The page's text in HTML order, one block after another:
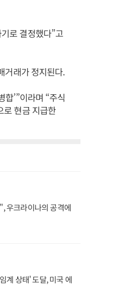
로 결정했다”고
거래가 정지된다.
합’”이라며 “주식
로 현금 지급한
우크라이나의 공격에
계 상태' 도달, 미국 에